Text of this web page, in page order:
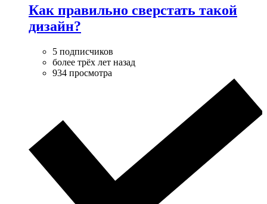
Как правильно сверстать такой
дизайн?
5 подписчиков
более трёх лет назад
934 просмотра